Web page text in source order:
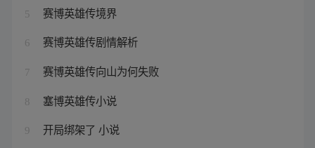
5 赛博英雄传境界
6 赛博英雄传剧情解析
7 赛博英雄传向山为何失败
8 塞博英雄传小说
9 开局绑架了 小说